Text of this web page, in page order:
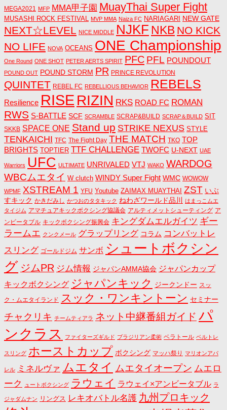
MEGA2021 MFP MMA甲子園 MuayThai Super Fight
MUSASHI ROCK FESTIVAL MVP MMA Naiza FC NARIAGARI NEW GATE
NEXT☆LEVEL NICE MIDDLE NJKF NKB NO KICK
NO LIFE NOVA OCEANS ONE Championship
One Round ONE SHOT PETER AERTS SPIRIT PFC PFL POUNDOUT
POUND OUT POUND STORM PR PRINCE REVOLUTION
QUINTET REBEL FC REBELLIOUS BEHAVIOR REBELS
Resilience RISE RIZIN RKS ROAD FC ROMAN
RWS S-BATTLE SCF SCRAMBLE SCRAP&BUILD SCRAP＆BUILD SIT
SKKB SPACE ONE Stand up STRIKE NEXUS STYLE
TENKAICHI TFC The Fight Day THE MATCH TKO TOP
BRIGHTS TOPTIER TTF CHALLENGE TWOFC U-NEXT UAE
Warriors UFC ULTIMATE UNRIVALED VTJ WAKO WARDOG
WBCムエタイ W clutch WINDY Super Fight WMC WOWOW
WPMF XSTREAM 1 YFU Youtube ZAIMAX MUAYTHAI ZST いぶ
すキック かきだみし かつおのタタキック ねわざワールド品川
はまっこムエ
タイジム アマチュアキックボクシング協議会 アルティメットシューティング ア
ンビータブル キックボクシング振興会 キングダムエルガイツ ギー
ラームエ クンクメール グラップリング コラム コンバットレ
スリング ゴールドジム サンボ シュートボクシン
グ ジムPR ジム情報 ジャパンAMMA協会 ジャパンカップ
キックボクシング ジャパンキック ジークンドー スッ
ク・ムエタイランド スック・ワンキントーン セミナー
チャクリキ チームティアラ ネット中継番組ガイド パ
ンクラス
ファイターズギルド ブラジリアン柔術 ベラトール ベルトレ
スリング ホーストカップ ボクシング マッハ祭り マリオンアパ
レル ミネルヴァ ムエタイ ムエタイオープン ムエロ
ーク
ュートボクシング ラウェイ ラウェイ×アンビータブル ラ
ジャダムナン リングス レキオバトル名護 九州プロキック